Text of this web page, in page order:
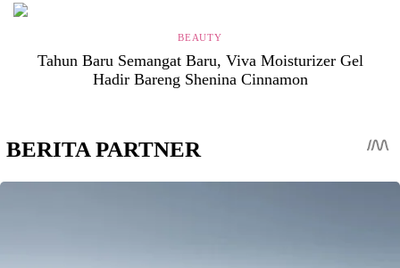
BEAUTY
Tahun Baru Semangat Baru, Viva Moisturizer Gel
Hadir Bareng Shenina Cinnamon